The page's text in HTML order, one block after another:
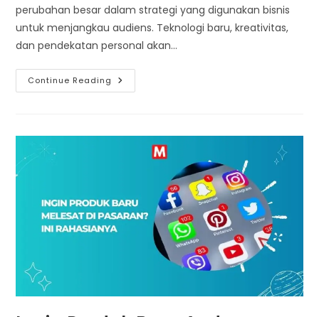
perubahan besar dalam strategi yang digunakan bisnis
untuk menjangkau audiens. Teknologi baru, kreativitas,
dan pendekatan personal akan…
Continue Reading Tren
Pemasaran
Mendominasi